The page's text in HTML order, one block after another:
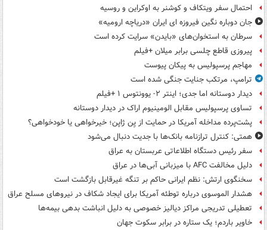
احتمال سفر ویتکاف و کوشنر به اوکراین و روسیه
جان دوباره نگین فیروزه ای ایران «دریاچه ارومیه»
سرطان به استخوان‌های «بایدن» سرایت کرده است
پیروزی قاطع چلسی برابر میلان +فیلم
مهاجم پرسپولیس به پیکان پیوست
ترامپ، مرتکب جنایت جنگی شده است
دیدار دوستانه اما جدی؛ اینتر ۲- یوونتوس ۱ +فیلم
تساوی پرسپولیس مقابل الومینیوم اراک در دیدار دوستانه
پشت‌پرده مداخله آمریکا در حمایت از یِن ژاپن؛ خیرخواهی یا خودخواهی؟
همتی: کنترل ترازنامه بانک‌ها با جدیت دنبال می‌شود
سفر رئیس دستگاه اطلاعاتی عربستان به عراق
دلیل مخالفت AFC با میزبانی آبی‌ها در عراق
سخنگوی ارتش: نظم ایرانی حاکم بر تنگه غیرقابل بازگشت است
هشدار الموسوی درباره توطئه آمریکا برای ایجاد شکاف در نیروهای مسلح عراق
تعطیلی تدریجی مراکز دیالیز خصوصی به دلیل انباشت بدهی بیمه‌ها
خاویر باردم؛ یک ستاره در برابر سکوت جهان